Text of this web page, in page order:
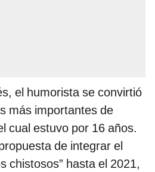
el humorista se convirtió
más importantes de
cual estuvo por 16 años.
de integrar el
chistosos” hasta el 2021,